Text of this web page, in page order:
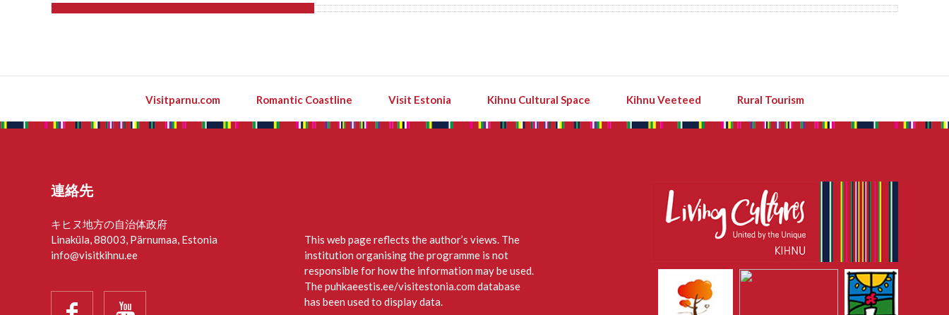
Visitparnu.com Romantic Coastline Visit Estonia Kihnu Cultural Space Kihnu Veeteed Rural Tourism
連絡先
キヒヌ地方の自治体政府
Linaküla, 88003, Pärnumaa, Estonia
info@visitkihnu.ee
This web page reflects the author’s views. The
institution organising the programme is not
responsible for how the information may be used.
The puhkaeestis.ee/visitestonia.com database
has been used to display data.